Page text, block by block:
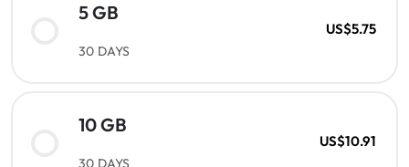
5 GB
30 DAYS
US$5.75
10 GB
30 DAYS
US$10.91